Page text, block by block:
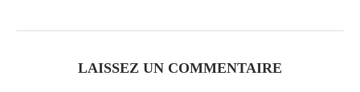
LAISSEZ UN COMMENTAIRE